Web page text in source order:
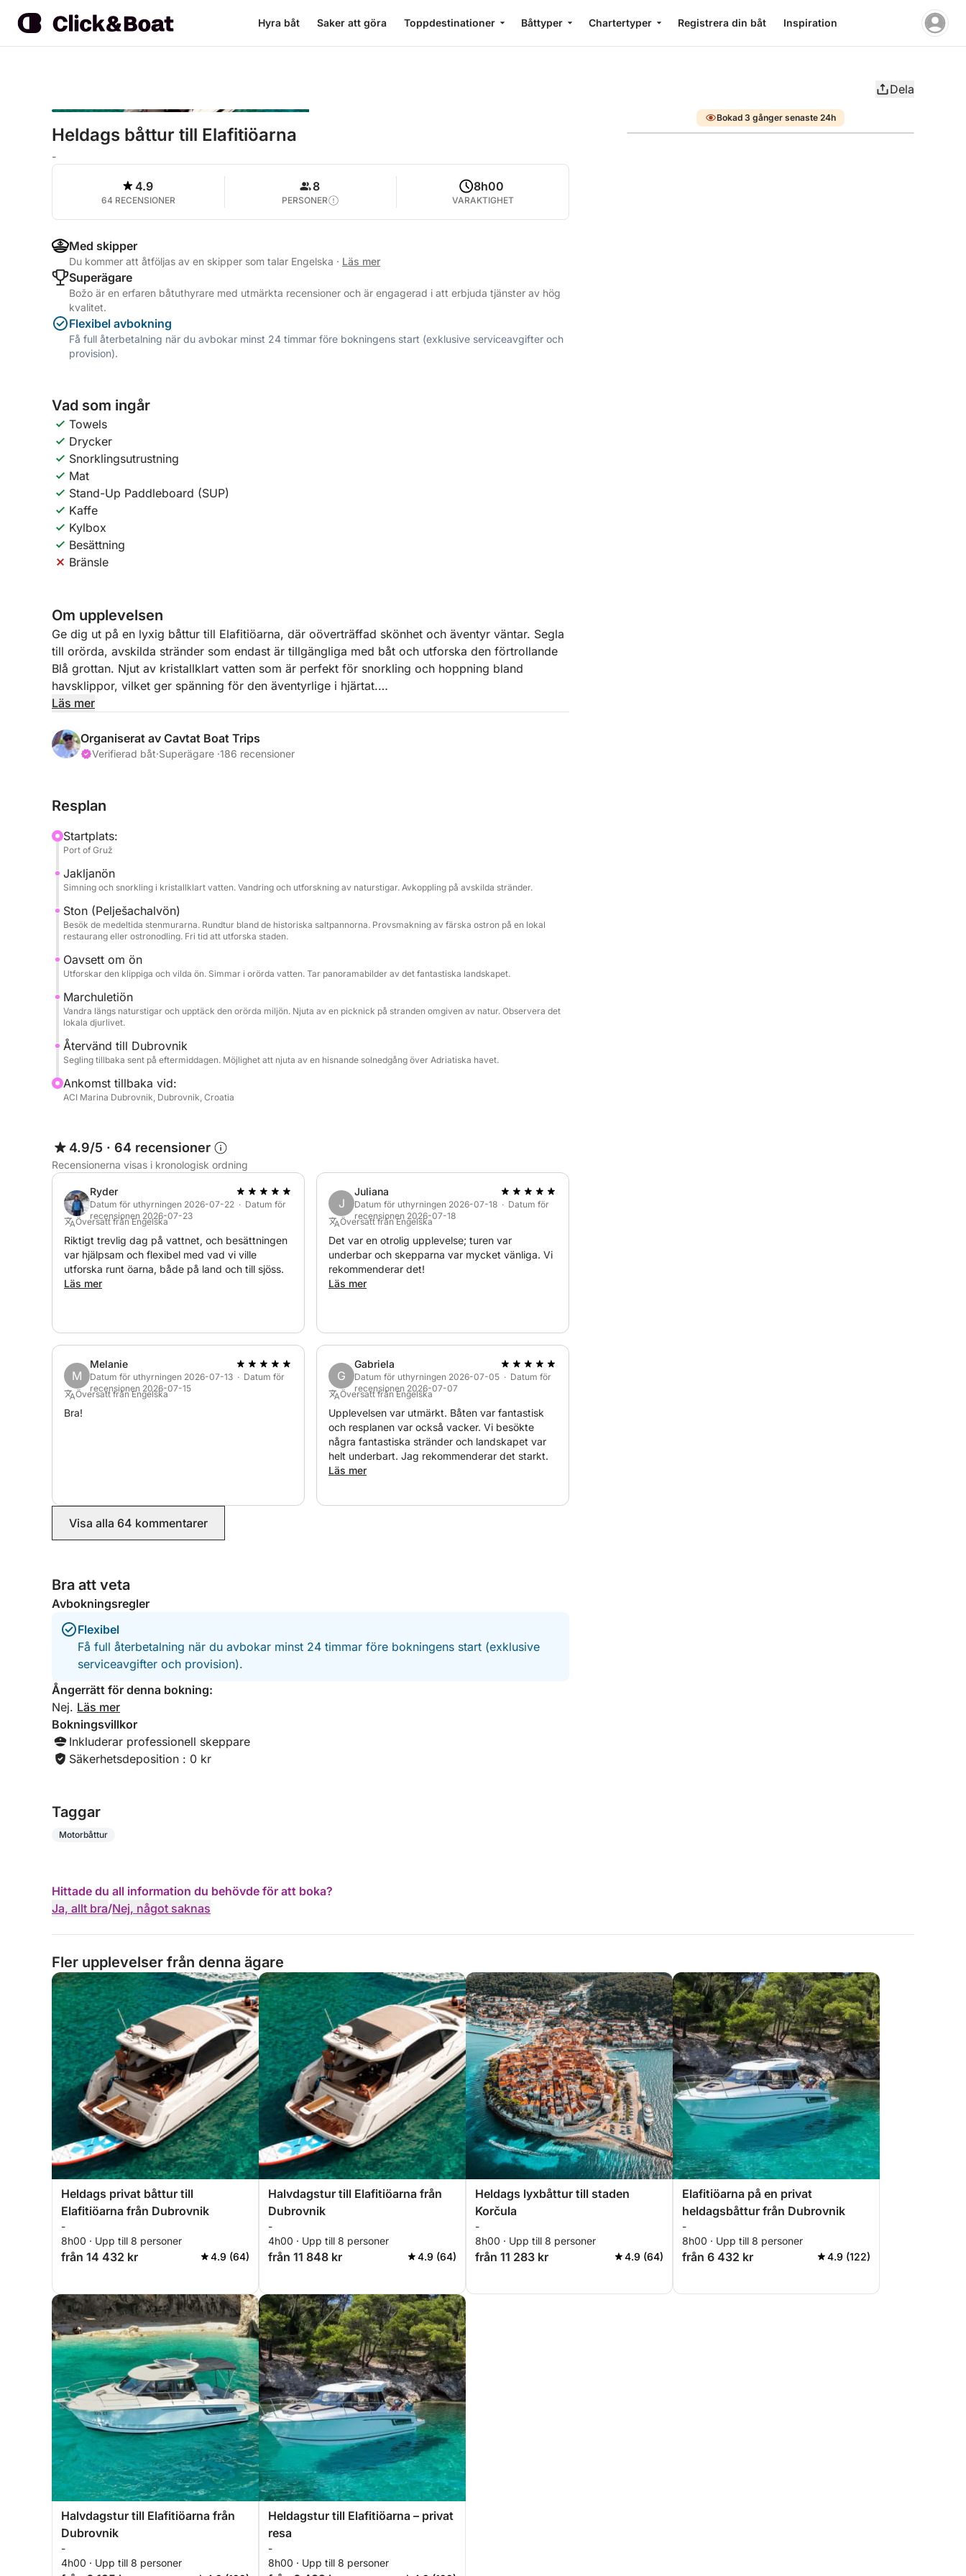
Hyra båt Saker att göra Toppdestinationer Båttyper Chartertyper Registrera din båt Inspiration
Dela
Heldags båttur till Elafitiöarna
-
4.9
64 RECENSIONER
8
PERSONER
8h00
VARAKTIGHET
Med skipper
Du kommer att åtföljas av en skipper som talar Engelska · Läs mer
Superägare
Božo är en erfaren båtuthyrare med utmärkta recensioner och är engagerad i att erbjuda tjänster av hög
kvalitet.
Flexibel avbokning
Få full återbetalning när du avbokar minst 24 timmar före bokningens start (exklusive serviceavgifter och
provision).
Vad som ingår
Towels
Drycker
Snorklingsutrustning
Mat
Stand-Up Paddleboard (SUP)
Kaffe
Kylbox
Besättning
Bränsle
Om upplevelsen
Ge dig ut på en lyxig båttur till Elafitiöarna, där oöverträffad skönhet och äventyr väntar. Segla
till orörda, avskilda stränder som endast är tillgängliga med båt och utforska den förtrollande
Blå grottan. Njut av kristallklart vatten som är perfekt för snorkling och hoppning bland
havsklippor, vilket ger spänning för den äventyrlige i hjärtat.
smidig och trevlig upplevelse. Vår professionella skeppare guidar dig genom denna pittoreska
skärgård och delar med sig av de bästa platserna och gömda pärlorna längs vägen.
preferenser. Följ med oss på en oförglömlig dag med lyx, avkoppling och utforskning på
** BRÄNSLEPRIS för dagstur är 300 € och betalas kontant efter resan.**
Läs mer
Organiserat av Cavtat Boat Trips
Verifierad båt·Superägare ·186 recensioner
Resplan
Startplats:
Port of Gruž
Jakljanön
Simning och snorkling i kristallklart vatten. Vandring och utforskning av naturstigar. Avkoppling på avskilda stränder.
Ston (Pelješachalvön)
Besök de medeltida stenmurarna. Rundtur bland de historiska saltpannorna. Provsmakning av färska ostron på en lokal
restaurang eller ostronodling. Fri tid att utforska staden.
Oavsett om ön
Utforskar den klippiga och vilda ön. Simmar i orörda vatten. Tar panoramabilder av det fantastiska landskapet.
Marchuletiön
Vandra längs naturstigar och upptäck den orörda miljön. Njuta av en picknick på stranden omgiven av natur. Observera det
lokala djurlivet.
Återvänd till Dubrovnik
Segling tillbaka sent på eftermiddagen. Möjlighet att njuta av en hisnande solnedgång över Adriatiska havet.
Ankomst tillbaka vid:
ACI Marina Dubrovnik, Dubrovnik, Croatia
4.9/5 · 64 recensioner
Recensionerna visas i kronologisk ordning
Ryder
Datum för uthyrningen 2026-07-22 · Datum för
recensionen 2026-07-23
Översatt från Engelska
Riktigt trevlig dag på vattnet, och besättningen
var hjälpsam och flexibel med vad vi ville
utforska runt öarna, både på land och till sjöss.
Läs mer
J
Juliana
Datum för uthyrningen 2026-07-18 · Datum för
recensionen 2026-07-18
Översatt från Engelska
Det var en otrolig upplevelse; turen var
underbar och skepparna var mycket vänliga. Vi
rekommenderar det!
Läs mer
M
Melanie
Datum för uthyrningen 2026-07-13 · Datum för
recensionen 2026-07-15
Översatt från Engelska
Bra!
G
Gabriela
Datum för uthyrningen 2026-07-05 · Datum för
recensionen 2026-07-07
Översatt från Engelska
Upplevelsen var utmärkt. Båten var fantastisk
och resplanen var också vacker. Vi besökte
några fantastiska stränder och landskapet var
helt underbart. Jag rekommenderar det starkt.
Läs mer
Visa alla 64 kommentarer
Bra att veta
Avbokningsregler
Flexibel
Få full återbetalning när du avbokar minst 24 timmar före bokningens start (exklusive
serviceavgifter och provision).
Ångerrätt för denna bokning:
Nej. Läs mer
Bokningsvillkor
Inkluderar professionell skeppare
Säkerhetsdeposition : 0 kr
Taggar
Motorbåttur
Hittade du all information du behövde för att boka?
Ja, allt bra/Nej, något saknas
Bokad 3 gånger senaste 24h
Fler upplevelser från denna ägare
Heldags privat båttur till
Elafitiöarna från Dubrovnik
-
8h00 · Upp till 8 personer
från 14 432 kr 4.9 (64)
Halvdagstur till Elafitiöarna från
Dubrovnik
-
4h00 · Upp till 8 personer
från 11 848 kr 4.9 (64)
Heldags lyxbåttur till staden
Korčula
-
8h00 · Upp till 8 personer
från 11 283 kr 4.9 (64)
Elafitiöarna på en privat
heldagsbåttur från Dubrovnik
-
8h00 · Upp till 8 personer
från 6 432 kr 4.9 (122)
Halvdagstur till Elafitiöarna från
Dubrovnik
-
4h00 · Upp till 8 personer
Heldagstur till Elafitiöarna – privat
resa
-
8h00 · Upp till 8 personer